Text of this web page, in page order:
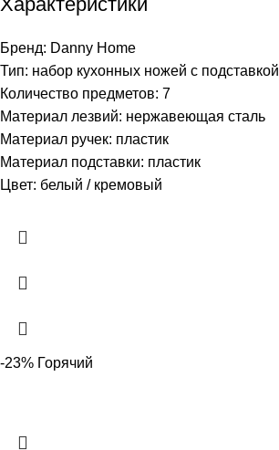
Бренд: Danny Home
Тип: набор кухонных ножей с подставкой
Количество предметов: 7
Материал лезвий: нержавеющая сталь
Материал ручек: пластик
Материал подставки: пластик
Цвет: белый / кремовый
-23% Горячий